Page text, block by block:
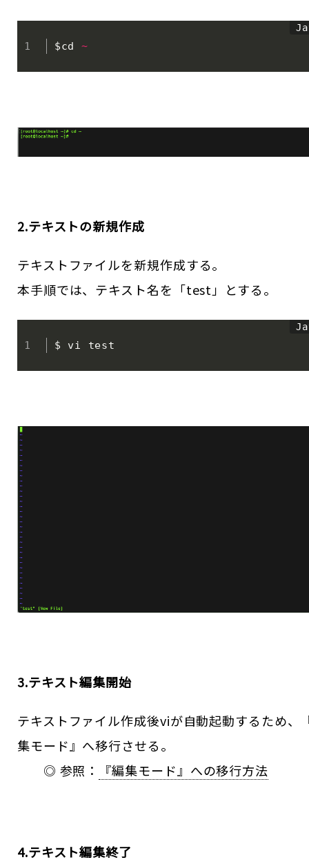
$cd ~
2.テキストの新規作成
テキストファイルを新規作成する。
本手順では、テキスト名を「test」とする。
$ vi test
3.テキスト編集開始
テキストファイル作成後viが自動起動するため、
集モード』へ移行させる。
◎ 参照：
『編集モード』への移行方法
4.テキスト編集終了